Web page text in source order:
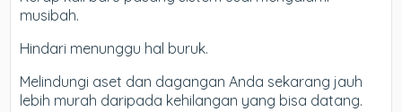
musibah.
Hindari menunggu hal buruk.
Melindungi aset dan dagangan Anda sekarang jauh
lebih murah daripada kehilangan yang bisa datang.